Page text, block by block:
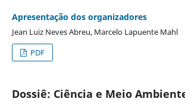
Apresentação dos organizadores
Jean Luiz Neves Abreu, Marcelo Lapuente Mahl
PDF
Dossiê: Ciência e Meio